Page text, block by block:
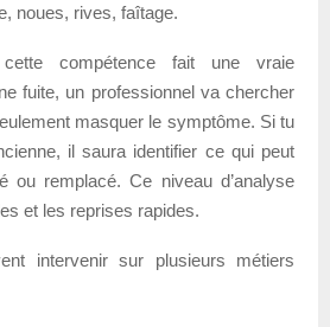
noues, rives, faîtage.
compétence fait une vraie
fuite, un professionnel va chercher
masquer le symptôme. Si tu
il saura identifier ce qui peut
ou remplacé. Ce niveau d’analyse
et les reprises rapides.
intervenir sur plusieurs métiers